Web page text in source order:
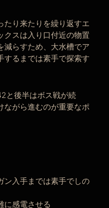
たり来たりを繰り返すエ
クスは入り口付近の物置
減らすため、大水槽でア
するまでは素手で探索す
と後半はボス戦が続
ながら進むのが重要なポ
ン入手までは素手でしの
に感電させる